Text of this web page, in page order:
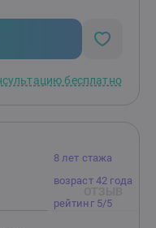
бесплатно
8 лет стажа
возраст 42 года
рейтинг 5/5